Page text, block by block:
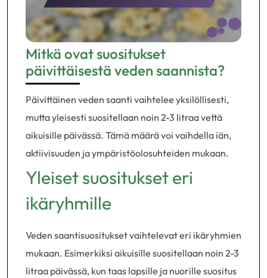
Mitkä ovat suositukset
päivittäisestä veden saannista?
Päivittäinen veden saanti vaihtelee yksilöllisesti,
mutta yleisesti suositellaan noin 2-3 litraa vettä
aikuisille päivässä. Tämä määrä voi vaihdella iän,
aktiivisuuden ja ympäristöolosuhteiden mukaan.
Yleiset suositukset eri
ikäryhmille
Veden saantisuositukset vaihtelevat eri ikäryhmien
mukaan. Esimerkiksi aikuisille suositellaan noin 2-3
litraa päivässä, kun taas lapsille ja nuorille suositus